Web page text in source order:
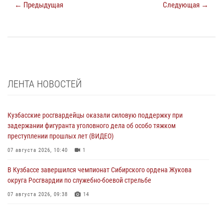
← Предыдущая Следующая →
ЛЕНТА НОВОСТЕЙ
Кузбасские росгвардейцы оказали силовую поддержку при
задержании фигуранта уголовного дела об особо тяжком
преступлении прошлых лет (ВИДЕО)
07 августа 2026, 10:40 1
В Кузбассе завершился чемпионат Сибирского ордена Жукова
округа Росгвардии по служебно-боевой стрельбе
07 августа 2026, 09:38 14